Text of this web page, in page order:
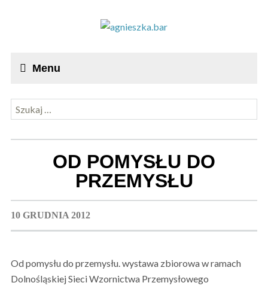
Menu
Szukaj:
OD POMYSŁU DO
PRZEMYSŁU
10 GRUDNIA 2012
Od pomysłu do przemysłu. wystawa zbiorowa w ramach
Dolnośląskiej Sieci Wzornictwa Przemysłowego